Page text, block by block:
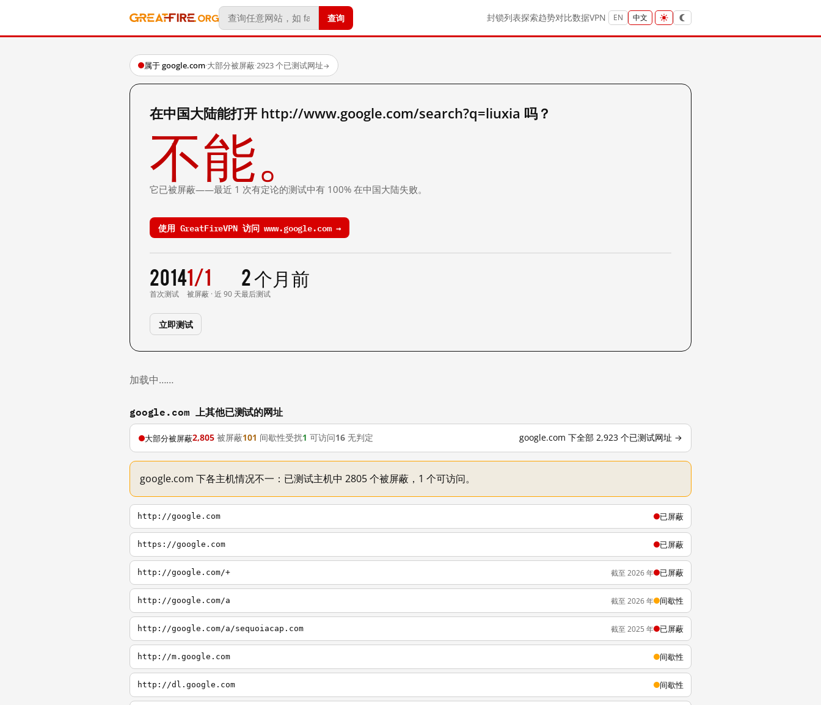
查询 封锁列表探索趋势对比数据VPN EN 中文
属于 google.com·大部分被屏蔽·2923 个已测试网址→
在中国大陆能打开 http://www.google.com/search?q=liuxia 吗？
不能。
它已被屏蔽——最近 1 次有定论的测试中有 100% 在中国大陆失败。
使用 GreatFireVPN 访问 www.google.com →
2014
首次测试
1/1
被屏蔽 · 近 90 天
2 个月前
最后测试
立即测试
加载中……
google.com 上其他已测试的网址
大部分被屏蔽2,805 被屏蔽101 间歇性受扰1 可访问16 无判定 google.com 下全部 2,923 个已测试网址 →
google.com 下各主机情况不一：已测试主机中 2805 个被屏蔽，1 个可访问。
http://google.com 已屏蔽
https://google.com 已屏蔽
http://google.com/+ 截至 2026 年 已屏蔽
http://google.com/a 截至 2026 年 间歇性
http://google.com/a/sequoiacap.com 截至 2025 年 已屏蔽
http://m.google.com 间歇性
http://dl.google.com 间歇性